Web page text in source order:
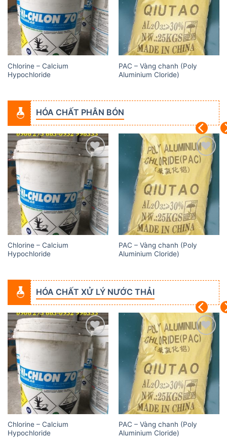
Chlorine – Calcium
Hypochloride
PAC – Vàng chanh (Poly
Aluminium Cloride)
HÓA CHẤT PHÂN BÓN
Add to
wishlist
Chlorine – Calcium
Hypochloride
Add to
wishlist
PAC – Vàng chanh (Poly
Aluminium Cloride)
HÓA CHẤT XỬ LÝ NƯỚC THẢI
Add to
wishlist
Chlorine – Calcium
Hypochloride
Add to
wishlist
PAC – Vàng chanh (Poly
Aluminium Cloride)